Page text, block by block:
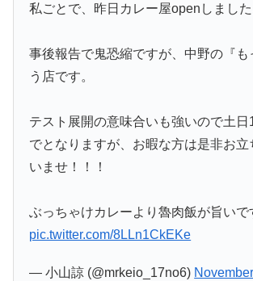
私ごとで、昨日カレー屋openしました
事後報告で鬼恐縮ですが、中野の『も
う店です。
テスト展開の意味合いも強いので土日
でとなりますが、お暇な方は是非お立
いませ！！！
ぶっちゃけカレーより魯肉飯が旨いで
pic.twitter.com/8LLn1CkEKe
— 小山諒 (@mrkeio_17no6)